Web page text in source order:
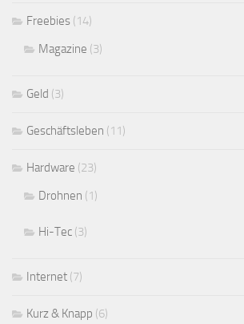
Freebies (14)
Magazine (3)
Geld (3)
Geschäftsleben (11)
Hardware (23)
Drohnen (1)
Hi-Tec (3)
Internet (7)
Kurz & Knapp (6)